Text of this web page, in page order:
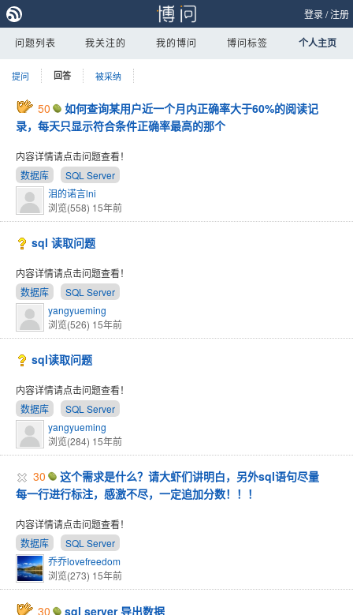
登录/注册
问题列表 我关注的 我的博问 博问标签 个人主页
提问 回答 被采纳
50
如何查询某用户近一个月内正确率大于60%的阅读记
录，每天只显示符合条件正确率最高的那个
内容详情请点击问题查看！
数据库
SQL Server
泪的诺言lni
浏览(558) 15年前
sql 读取问题
内容详情请点击问题查看！
数据库
SQL Server
yangyueming
浏览(526) 15年前
sql读取问题
内容详情请点击问题查看！
数据库
SQL Server
yangyueming
浏览(284) 15年前
30
这个需求是什么？请大虾们讲明白，另外sql语句尽量
每一行进行标注，感激不尽，一定追加分数！！！
内容详情请点击问题查看！
数据库
SQL Server
乔乔lovefreedom
浏览(273) 15年前
30 sql server 导出数据